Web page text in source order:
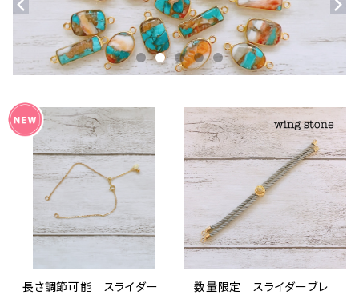
長さ調節可能 スライダー
数量限定 スライダーブレ